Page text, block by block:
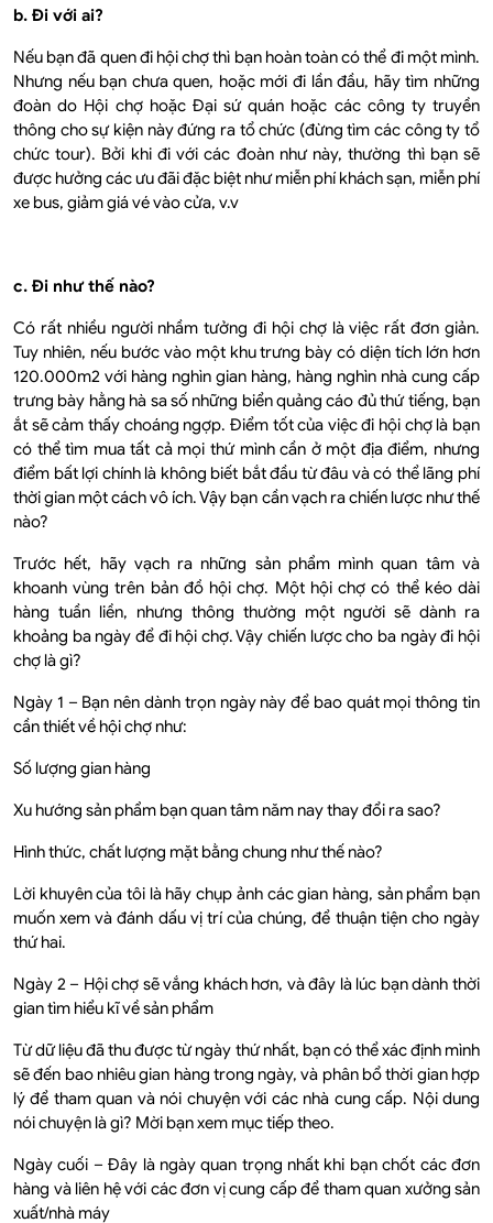
b. Đi với ai?
Nếu bạn đã quen đi hội chợ thì bạn hoàn toàn có thể đi một mình.
Nhưng nếu bạn chưa quen, hoặc mới đi lần đầu, hãy tìm những
đoàn do Hội chợ hoặc Đại sứ quán hoặc các công ty truyền
thông cho sự kiện này đứng ra tổ chức (đừng tìm các công ty tổ
chức tour). Bởi khi đi với các đoàn như này, thường thì bạn sẽ
được hưởng các ưu đãi đặc biệt như miễn phí khách sạn, miễn phí
xe bus, giảm giá vé vào cửa, v.v
c. Đi như thế nào?
Có rất nhiều người nhầm tưởng đi hội chợ là việc rất đơn giản.
Tuy nhiên, nếu bước vào một khu trưng bày có diện tích lớn hơn
120.000m2 với hàng nghìn gian hàng, hàng nghìn nhà cung cấp
trưng bày hằng hà sa số những biển quảng cáo đủ thứ tiếng, bạn
ắt sẽ cảm thấy choáng ngợp. Điểm tốt của việc đi hội chợ là bạn
có thể tìm mua tất cả mọi thứ mình cần ở một địa điểm, nhưng
điểm bất lợi chính là không biết bắt đầu từ đâu và có thể lãng phí
thời gian một cách vô ích. Vậy bạn cần vạch ra chiến lược như thế
nào?
Trước hết, hãy vạch ra những sản phẩm mình quan tâm và
khoanh vùng trên bản đồ hội chợ. Một hội chợ có thể kéo dài
hàng tuần liền, nhưng thông thường một người sẽ dành ra
khoảng ba ngày để đi hội chợ. Vậy chiến lược cho ba ngày đi hội
chợ là gì?
Ngày 1 – Bạn nên dành trọn ngày này để bao quát mọi thông tin
cần thiết về hội chợ như:
Số lượng gian hàng
Xu hướng sản phẩm bạn quan tâm năm nay thay đổi ra sao?
Hình thức, chất lượng mặt bằng chung như thế nào?
Lời khuyên của tôi là hãy chụp ảnh các gian hàng, sản phẩm bạn
muốn xem và đánh dấu vị trí của chúng, để thuận tiện cho ngày
thứ hai.
Ngày 2 – Hội chợ sẽ vắng khách hơn, và đây là lúc bạn dành thời
gian tìm hiểu kĩ về sản phẩm
Từ dữ liệu đã thu được từ ngày thứ nhất, bạn có thể xác định mình
sẽ đến bao nhiêu gian hàng trong ngày, và phân bổ thời gian hợp
lý để tham quan và nói chuyện với các nhà cung cấp. Nội dung
nói chuyện là gì? Mời bạn xem mục tiếp theo.
Ngày cuối – Đây là ngày quan trọng nhất khi bạn chốt các đơn
hàng và liên hệ với các đơn vị cung cấp để tham quan xưởng sản
xuất/nhà máy